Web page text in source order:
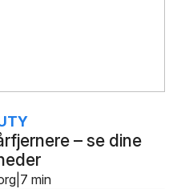
– se dine
7 min